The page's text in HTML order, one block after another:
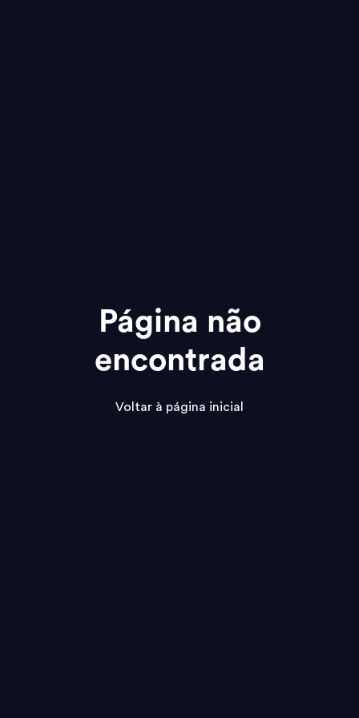
Página não
encontrada
Voltar à página inicial